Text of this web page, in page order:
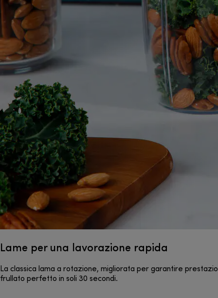
Lame per una lavorazione rapida
La classica lama a rotazione, migliorata per garantire
frullato perfetto in soli 30 secondi.